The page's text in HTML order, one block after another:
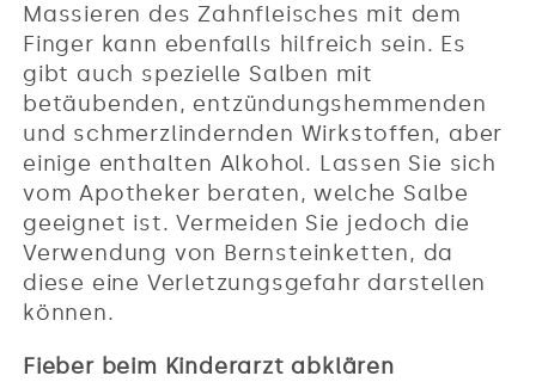
Massieren des Zahnfleisches mit dem
Finger kann ebenfalls hilfreich sein. Es
gibt auch spezielle Salben mit
betäubenden, entzündungshemmenden
und schmerzlindernden Wirkstoffen, aber
einige enthalten Alkohol. Lassen Sie sich
vom Apotheker beraten, welche Salbe
geeignet ist. Vermeiden Sie jedoch die
Verwendung von Bernsteinketten, da
diese eine Verletzungsgefahr darstellen
können.
Fieber beim Kinderarzt abklären